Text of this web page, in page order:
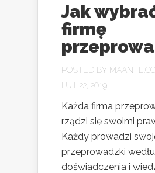
Jak
firmę
POSTED BY
LUT 22, 2019
Każda firma
rządzi się swoimi
Każdy prowadzi
przeprowadzki
doświadczenia i